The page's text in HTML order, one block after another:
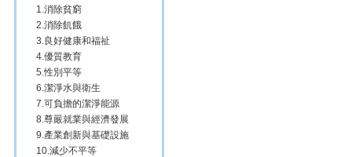
1.消除貧窮
2.消除飢餓
3.良好健康和福祉
4.優質教育
5.性別平等
6.潔淨水與衛生
7.可負擔的潔淨能源
8.尊嚴就業與經濟發展
9.產業創新與基礎設施
10.減少不平等